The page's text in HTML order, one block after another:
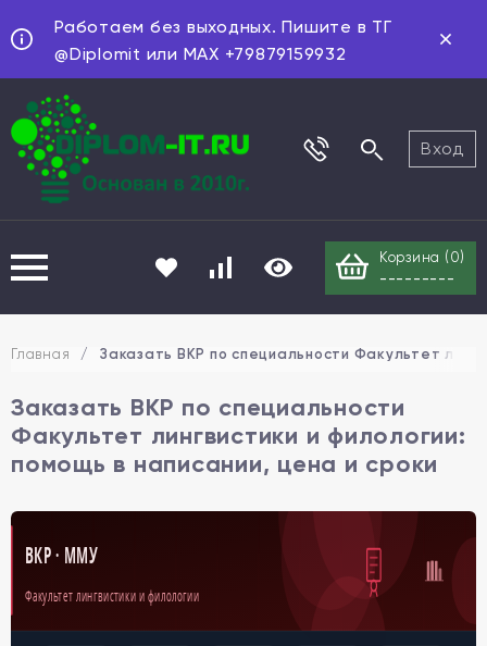
Работаем без выходных. Пишите в ТГ
@Diplomit или MAX +79879159932
Вход
Корзина ( 0)
---------
Главная / Заказать ВКР по специальности Факультет
Заказать ВКР по специальности
Факультет лингвистики и филологии:
помощь в написании, цена и сроки
ВКР · ММУ
Факультет лингвистики и филологии